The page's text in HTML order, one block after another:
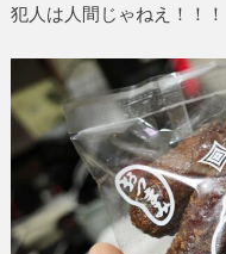
犯人は人間じゃねえ！！！